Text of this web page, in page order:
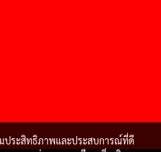
มประสิทธิภาพและประสบการณ์ที่ดี